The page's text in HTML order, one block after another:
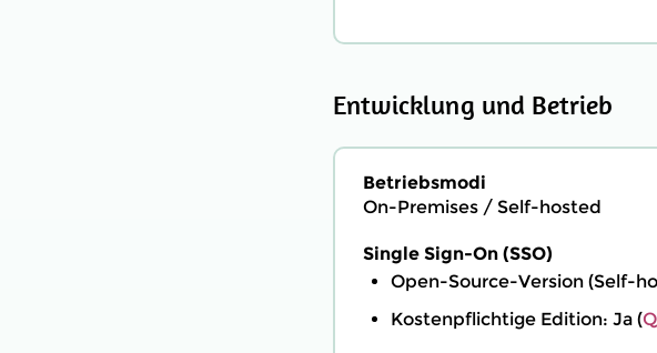
Entwicklung und Betrieb
Betriebsmodi
On-Premises / Self-hosted
Single Sign-On (SSO)
Open-Source-Version (Self-
Kostenpflichtige Edition: Ja (